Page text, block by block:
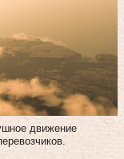
движение